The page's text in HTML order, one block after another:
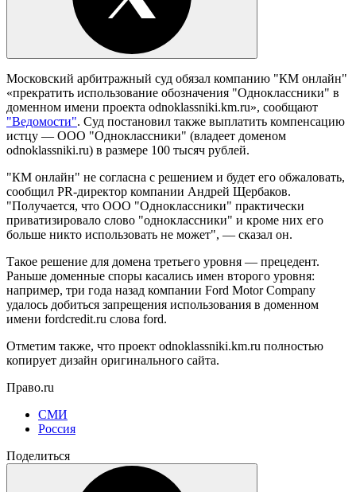
Московский арбитражный суд обязал компанию "КМ онлайн"
«прекратить использование обозначения "Одноклассники" в
доменном имени проекта odnoklassniki.km.ru», сообщают
"Ведомости". Суд постановил также выплатить компенсацию
истцу — ООО "Одноклассники" (владеет доменом
odnoklassniki.ru) в размере 100 тысяч рублей.
"КМ онлайн" не согласна с решением и будет его обжаловать,
сообщил PR-директор компании Андрей Щербаков.
"Получается, что ООО "Одноклассники" практически
приватизировало слово "одноклассники" и кроме них его
больше никто использовать не может", — сказал он.
Такое решение для домена третьего уровня — прецедент.
Раньше доменные споры касались имен второго уровня:
например, три года назад компании Ford Motor Company
удалось добиться запрещения использования в доменном
имени fordcredit.ru слова ford.
Отметим также, что проект odnoklassniki.km.ru полностью
копирует дизайн оригинального сайта.
Право.ru
СМИ
Россия
Поделиться